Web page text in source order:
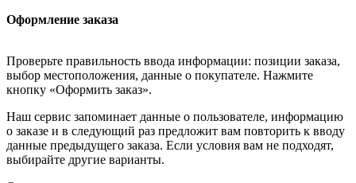
Оформление заказа
Проверьте правильность ввода информации: позиции заказа,
выбор местоположения, данные о покупателе. Нажмите
кнопку «Оформить заказ».
Наш сервис запоминает данные о пользователе, информацию
о заказе и в следующий раз предложит вам повторить к вводу
данные предыдущего заказа. Если условия вам не подходят,
выбирайте другие варианты.